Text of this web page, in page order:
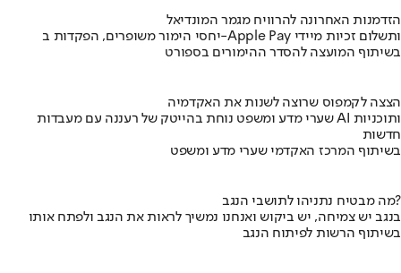
הזדמנות האחרונה להרוויח מגמר המונדיאל
יחסי הימור משופרים, הפקדות ב-Apple Pay ותשלום זכיות מיידי
בשיתוף המועצה להסדר ההימורים בספורט
הצצה לקמפוס שרוצה לשנות את האקדמיה
שערי מדע ומשפט נוחת בהייטק של רעננה עם מעבדות AI ותוכניות
חדשות
בשיתוף המרכז האקדמי שערי מדע ומשפט
מה מבטיח נתניהו לתושבי הנגב?
בנגב יש צמיחה, יש ביקוש ואנחנו נמשיך לראות את הנגב ולפתח אותו
בשיתוף הרשות לפיתוח הנגב